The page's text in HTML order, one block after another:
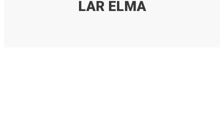
LAR ELMA